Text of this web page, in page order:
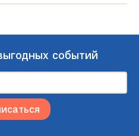
событий